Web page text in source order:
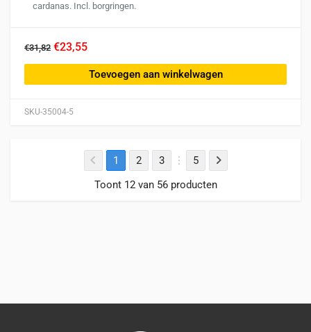
SKU-35004-5
cardanas. Incl. borgringen.
€31,82 €23,55
Toevoegen aan winkelwagen
1 2 3
5
Toont 12 van 56 producten